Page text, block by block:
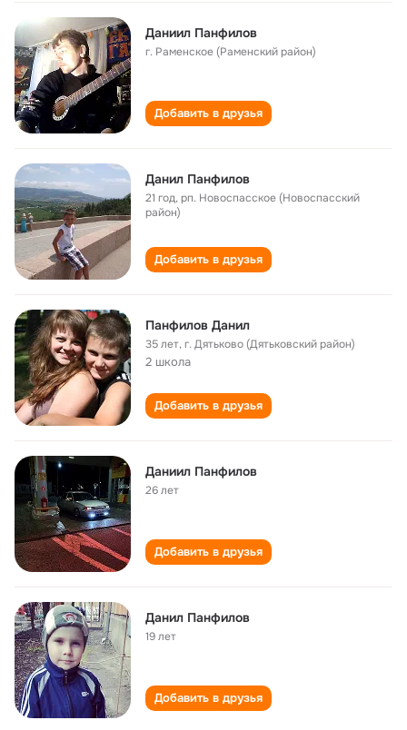
Даниил Панфилов
г. Раменское (Раменский район)
Добавить в друзья
Данил Панфилов
21 год,рп. Новоспасское (Новоспасский
район)
Добавить в друзья
Панфилов Данил
35 лет,г. Дятьково (Дятьковский район)
2 школа
Добавить в друзья
Даниил Панфилов
26 лет
Добавить в друзья
Данил Панфилов
19 лет
Добавить в друзья